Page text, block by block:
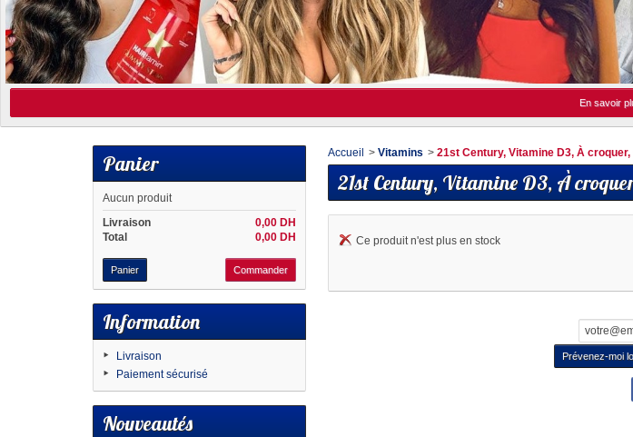
En savoir
Panier
Aucun produit
0,00 DH
Livraison
0,00 DH
Total
Panier Commander
Information
Livraison
Paiement sécurisé
Nouveautés
Accueil > Vitamins > 21st Century, Vitamine D3, À
21st Century, Vitamine D3, À
Ce produit n'est plus en stock
Prévenez-moi